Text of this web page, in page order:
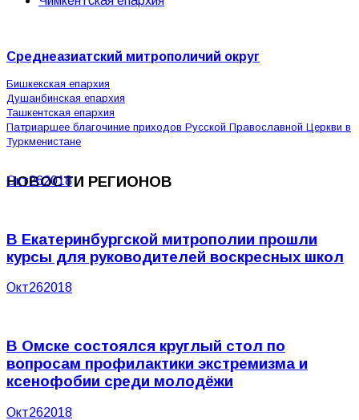
Среднеазиатский митрополичий округ
Бишкекская епархия
Душанбинская епархия
Ташкентская епархия
Патриаршее благочиние приходов Русской Православной Церкви в
Туркменистане
НОВОСТИ РЕГИОНОВ
Окт262018
В Екатеринбургской митрополии прошли
курсы для руководителей воскресных школ
Окт262018
В Омске состоялся круглый стол по
вопросам профилактики экстремизма и
ксенофобии среди молодёжи
Окт262018